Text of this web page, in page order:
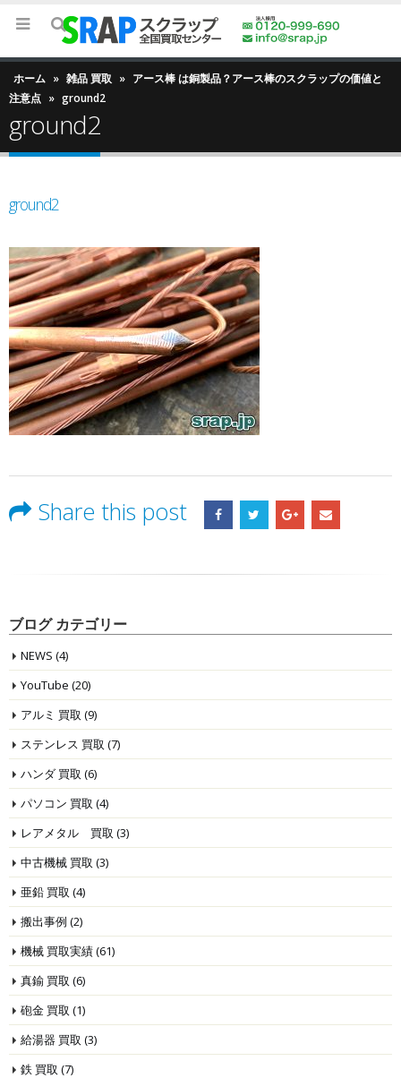
ホーム » 雑品 買取 » アース棒 は銅製品？アース棒のスクラップの価値と
注意点 » ground2
ground2
ground2
Share this post
ブログ カテゴリー
NEWS (4)
YouTube (20)
アルミ 買取 (9)
ステンレス 買取 (7)
ハンダ 買取 (6)
パソコン 買取 (4)
レアメタル 買取 (3)
中古機械 買取 (3)
亜鉛 買取 (4)
搬出事例 (2)
機械 買取実績(61)
真鍮 買取 (6)
砲金 買取 (1)
給湯器 買取 (3)
鉄 買取 (7)